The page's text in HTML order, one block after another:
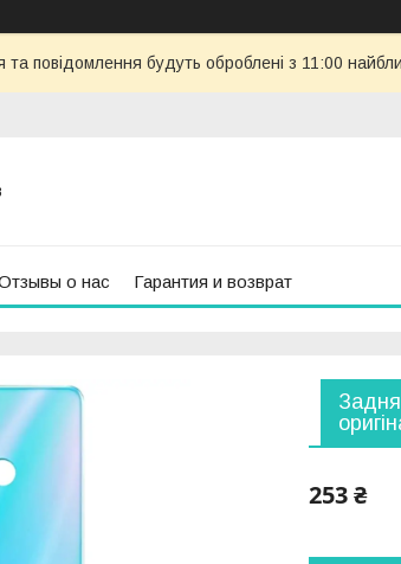
та повідомлення будуть оброблені з 11:00
о нас Гарантия и возврат
253 ₴